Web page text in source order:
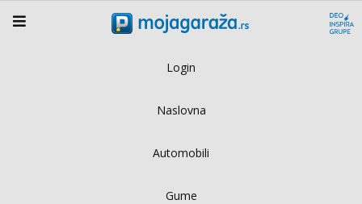
Login
Naslovna
Automobili
Gume